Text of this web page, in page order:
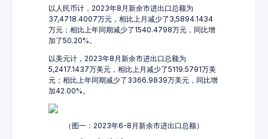
以人民币计，2023年8月新余市进出口总额为
37,4718.4007万元，相比上月减少了3,5894.1434
万元；相比上年同期减少了1540.4798万元，同比增
加了50.20%。
以美元计，2023年8月新余市进出口总额为
5,2417.1437万美元，相比上月减少了5119.5791万美
元；相比上年同期减少了3366.9839万美元，同比增
加42.00%。
（图一：2023年6-8月新余市进出口总额）